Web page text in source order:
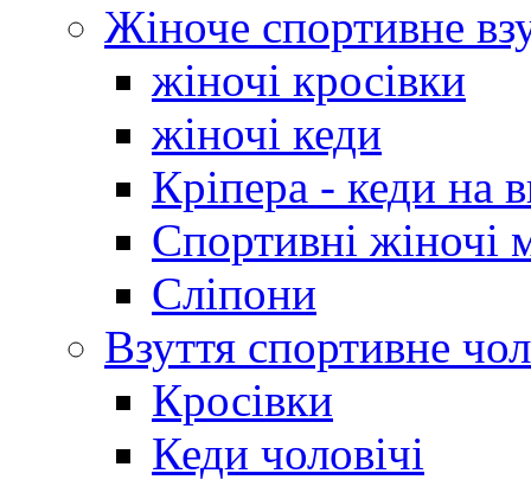
Жіноче спортивне
жіночі кросівки
жіночі кеди
Кріпера - кеди на
Спортивні жіночі
Сліпони
Взуття спортивне
Кросівки
Кеди чоловічі